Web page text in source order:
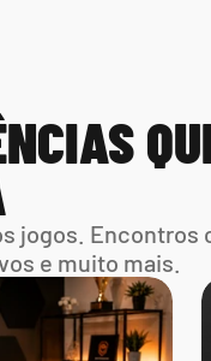
jogos. Encontros
e muito mais.